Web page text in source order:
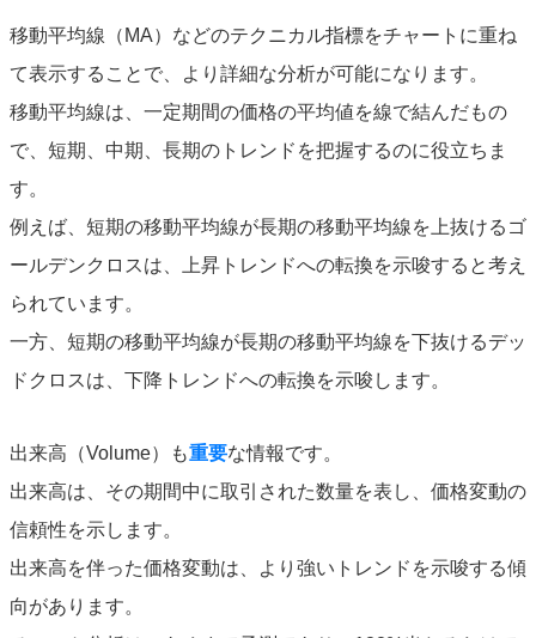
移動平均線（MA）などのテクニカル指標をチャートに重ね
て表示することで、より詳細な分析が可能になります。
移動平均線は、一定期間の価格の平均値を線で結んだもの
で、短期、中期、長期のトレンドを把握するのに役立ちま
す。
例えば、短期の移動平均線が長期の移動平均線を上抜けるゴ
ールデンクロスは、上昇トレンドへの転換を示唆すると考え
られています。
一方、短期の移動平均線が長期の移動平均線を下抜けるデッ
ドクロスは、下降トレンドへの転換を示唆します。
出来高（Volume）も重要な情報です。
出来高は、その期間中に取引された数量を表し、価格変動の
信頼性を示します。
出来高を伴った価格変動は、より強いトレンドを示唆する傾
向があります。